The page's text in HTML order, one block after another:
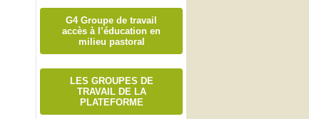
G4 Groupe de travail
accès à l’éducation en
milieu pastoral
LES GROUPES DE
TRAVAIL DE LA
PLATEFORME